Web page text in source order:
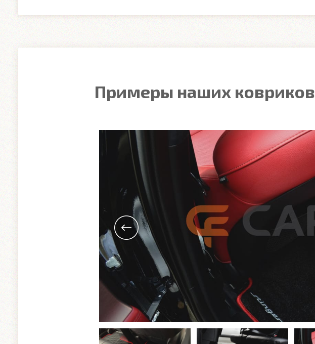
Примеры наших ковриков